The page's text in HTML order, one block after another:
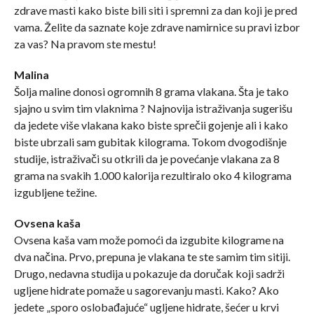
zdrave masti kako biste bili siti i spremni za dan koji je pred
vama. Želite da saznate koje zdrave namirnice su pravi izbor
za vas? Na pravom ste mestu!
Malina
Šolja maline donosi ogromnih 8 grama vlakana. Šta je tako
sjajno u svim tim vlaknima ? Najnovija istraživanja sugerišu
da jedete više vlakana kako biste sprečii gojenje ali i kako
biste ubrzali sam gubitak kilograma. Tokom dvogodišnje
studije, istraživači su otkrili da je povećanje vlakana za 8
grama na svakih 1.000 kalorija rezultiralo oko 4 kilograma
izgubljene težine.
Ovsena kaša
Ovsena kaša vam može pomoći da izgubite kilograme na
dva načina. Prvo, prepuna je vlakana te ste samim tim sitiji.
Drugo, nedavna studija u pokazuje da doručak koji sadrži
ugljene hidrate pomaže u sagorevanju masti. Kako? Ako
jedete „sporo oslobađajuće“ ugljene hidrate, šećer u krvi